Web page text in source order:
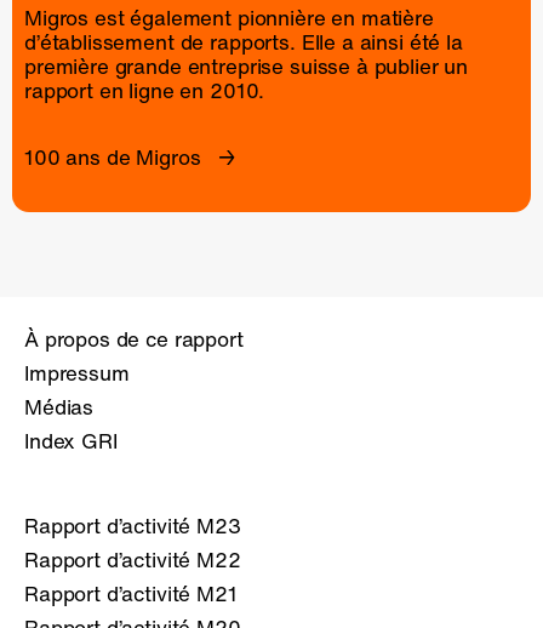
Migros est également pionnière en matière
d’établissement de rapports. Elle a ainsi été la
première grande entreprise suisse à publier un
rapport en ligne en 2010.
100 ans de Migros
À propos de ce rapport
Impressum
Médias
Index GRI
Rapport d’activité M23
Rapport d’activité M22
Rapport d’activité M21